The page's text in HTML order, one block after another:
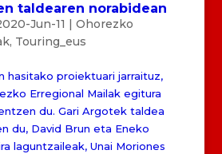
taldearen norabidean
Jun-11 | Ohorezko
, Touring_eus
hasitako proiektuari jarraituz,
Erregional Mailak egitura
du. Gari Argotek taldea
du, David Brun eta Eneko
laguntzaileak, Unai Moriones